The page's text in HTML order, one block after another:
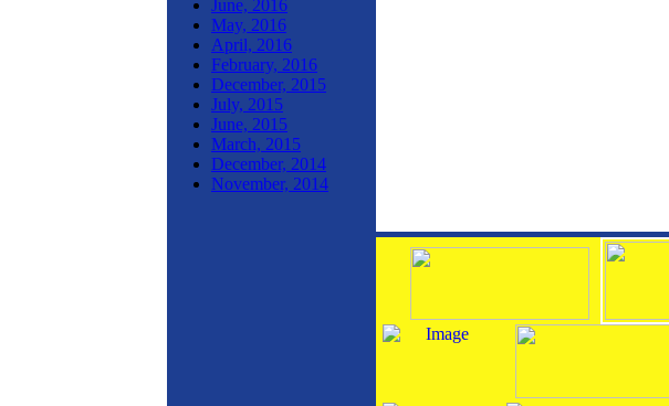
June, 2016
May, 2016
April, 2016
February, 2016
December, 2015
July, 2015
June, 2015
March, 2015
December, 2014
November, 2014